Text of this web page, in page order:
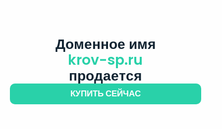
Доменное имя
krov-sp.ru
продается
КУПИТЬ СЕЙЧАС